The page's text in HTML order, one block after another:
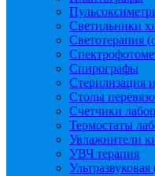
Светильники
Светотерапия
Спирографы
Стерилизация
Столы
Счетчики
Термостаты
Увлажнители
УВЧ терапия